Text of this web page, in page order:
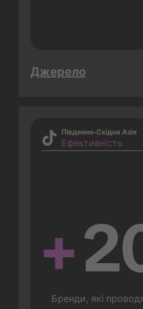
Джерело
Південно-Східна Азія
Ефективність
+
Бренди, які